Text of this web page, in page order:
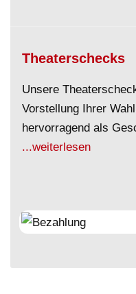
Theaterschecks
Unsere
Vorstellung Ihrer
hervorragend als
...weiterlesen